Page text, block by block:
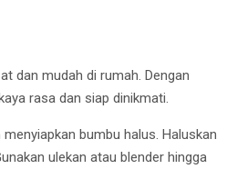
dan mudah di rumah. Dengan
rasa dan siap dinikmati.
bumbu halus. Haluskan
ulekan atau blender hingga